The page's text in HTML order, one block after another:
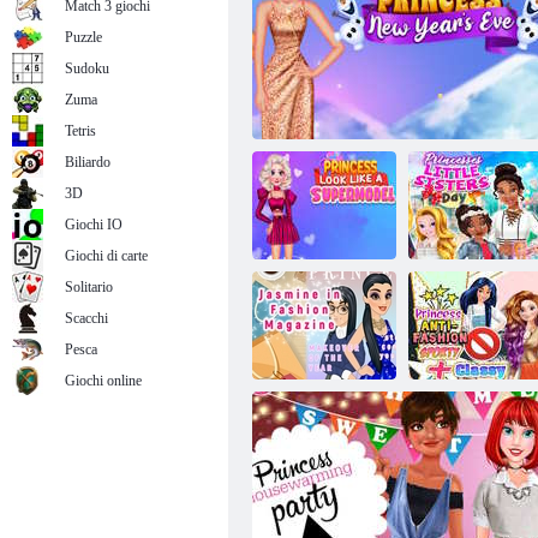
Concorso di costumi da bagno per
principesse
Capodanno della Principessa Frozen
La principessa
sembra una top
model
Festa delle
sorelline delle
principesse
Gelsomino nella
rivista di moda
Principessa anti-
moda sportiva +
di classe
Match 3 giochi
Puzzle
Sudoku
Zuma
Tetris
Biliardo
3D
Giochi IO
Giochi di carte
Solitario
Scacchi
Pesca
Giochi online